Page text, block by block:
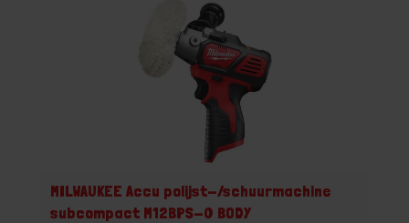
MILWAUKEE Accu polijst-/schuurmachine
subcompact M12BPS-0 BODY